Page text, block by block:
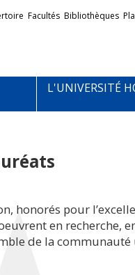
Facultés Bibliothèques
L'UNIVERSITÉ
honorés pour
en recherche,
de la